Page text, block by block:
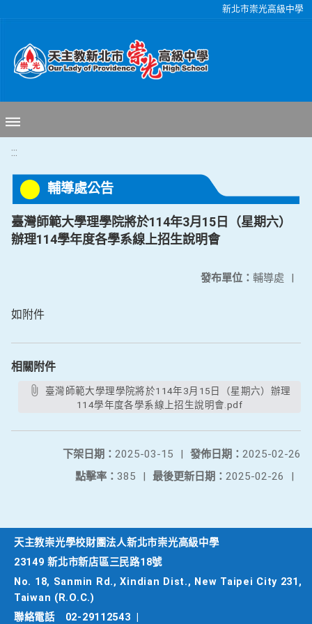
新北市崇光高級中學
:::
輔導處公告
臺灣師範大學理學院將於114年3月15日（星期六）
辦理114學年度各學系線上招生說明會
發布單位： 輔導處 |
如附件
相關附件
114學年度各學系線上招生說明會.pdf
發佈日期： 2025-02-26
下架日期： 2025-03-15
|
最後更新日期： 2025-02-26 |
點擊率： 385 |
天主教崇光學校財團法人新北市崇光高級中學
23149 新北市新店區三民路18號
No. 18, Sanmin Rd., Xindian Dist., New Taipei City 231,
Taiwan (R.O.C.)
聯絡電話
02-29112543